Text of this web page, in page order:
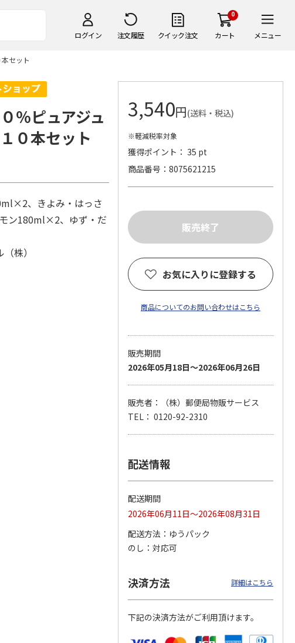
ログイン 注文履歴 クイック注文
0
カート メニュー
セット
【グリーティング切
円…
4.8（11）
5,500円
4.6（7）
11,000円
％ピュアジュ
０本セット
、きよみ・はっさ
ン180ml×2、ゆず・だ
株）
3,540円(送料・税込)
※軽減税率対象
獲得ポイント： 35 pt
商品番号
8075621215
お気に入りに登録する
商品についてのお問い合わせはこちら
販売期間
2026年05月18日～2026年06月26日
販売者：（株）郵便局物販サービス
TEL： 0120-92-2310
配送情報
配送期間
2026年06月11日～2026年08月31日
配送方法
ゆうパック
のし
対応可
決済方法 詳細はこちら
下記の決済方法がご利用頂けます。